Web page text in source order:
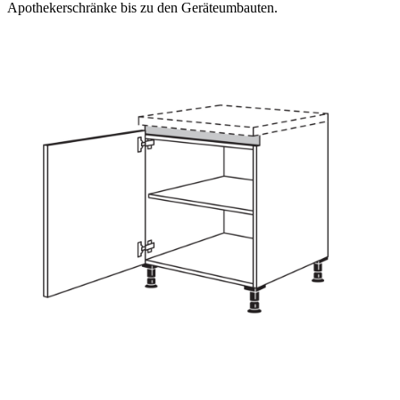
Apothekerschränke bis zu den Geräteumbauten.